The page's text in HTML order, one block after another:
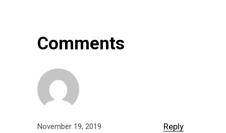
Comments
November 19, 2019 Reply